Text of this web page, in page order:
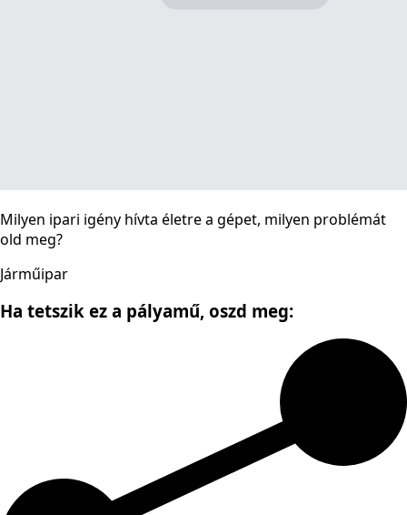
Milyen ipari igény hívta életre a gépet, milyen problémát
old meg?
Járműipar
Ha tetszik ez a pályamű, oszd meg: